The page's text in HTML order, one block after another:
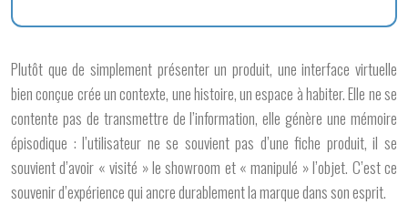
Plutôt que de simplement présenter un produit, une interface virtuelle
bien conçue crée un contexte, une histoire, un espace à habiter. Elle ne se
contente pas de transmettre de l’information, elle génère une mémoire
épisodique : l’utilisateur ne se souvient pas d’une fiche produit, il se
souvient d’avoir « visité » le showroom et « manipulé » l’objet. C’est ce
souvenir d’expérience qui ancre durablement la marque dans son esprit.